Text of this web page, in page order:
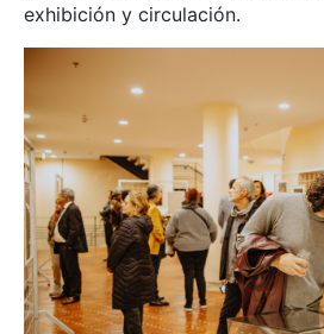
exhibición y circulación.